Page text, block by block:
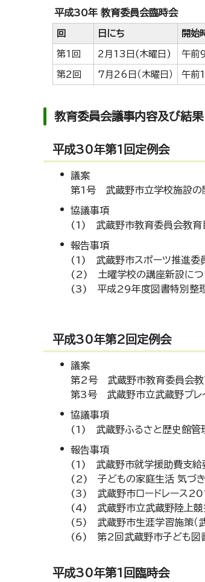
平成30年 教育委員会臨時会
回 日にち 開始
第1回 2月13日(木曜日) 午前
第2回 7月26日（木曜日） 午前
教育委員会議事内容及び結果
平成30年第1回定例会
議案
第1号 武蔵野市立学校施設の
協議事項
(1) 武蔵野市教育委員会教育
報告事項
(1) 武蔵野市スポーツ推進委
(2) 土曜学校の講座新設につ
(3) 平成29年度図書特別整
平成30年第2回定例会
議案
第2号 武蔵野市教育委員会教
第3号 武蔵野市立武蔵野プレ
協議事項
(1) 武蔵野ふるさと歴史館管
報告事項
(1) 武蔵野市就学援助費支給
(2) 子どもの家庭生活 気づきの
(3) 武蔵野市ロードレース
(4) 武蔵野市立武蔵野陸上競
(5) 武蔵野市生涯学習施策（武
(6) 第2回武蔵野市子ども図
平成30年第1回臨時会